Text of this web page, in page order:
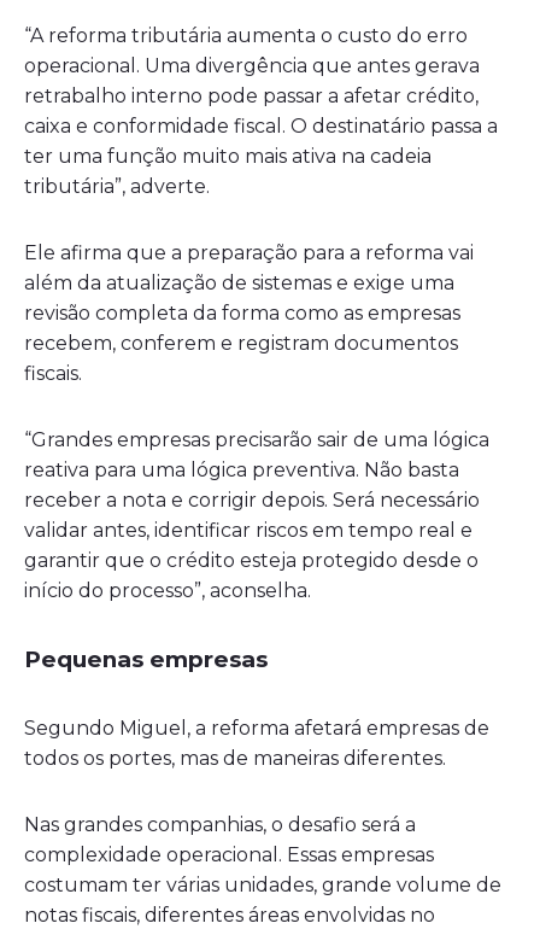
“A reforma tributária aumenta o custo do erro
operacional. Uma divergência que antes gerava
retrabalho interno pode passar a afetar crédito,
caixa e conformidade fiscal. O destinatário passa a
ter uma função muito mais ativa na cadeia
tributária”, adverte.
Ele afirma que a preparação para a reforma vai
além da atualização de sistemas e exige uma
revisão completa da forma como as empresas
recebem, conferem e registram documentos
fiscais.
“Grandes empresas precisarão sair de uma lógica
reativa para uma lógica preventiva. Não basta
receber a nota e corrigir depois. Será necessário
validar antes, identificar riscos em tempo real e
garantir que o crédito esteja protegido desde o
início do processo”, aconselha.
Pequenas empresas
Segundo Miguel, a reforma afetará empresas de
todos os portes, mas de maneiras diferentes.
Nas grandes companhias, o desafio será a
complexidade operacional. Essas empresas
costumam ter várias unidades, grande volume de
notas fiscais, diferentes áreas envolvidas no